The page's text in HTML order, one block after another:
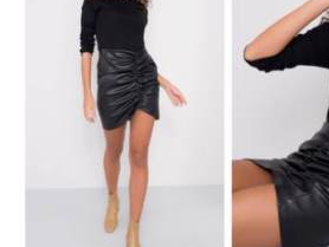
kurtka damska poznaj wiosenne trendy –
przedłużam i zapraszam do dzisiejszej
Czy przejściowa kurtka
potrzebna?
Przejściowy okres …